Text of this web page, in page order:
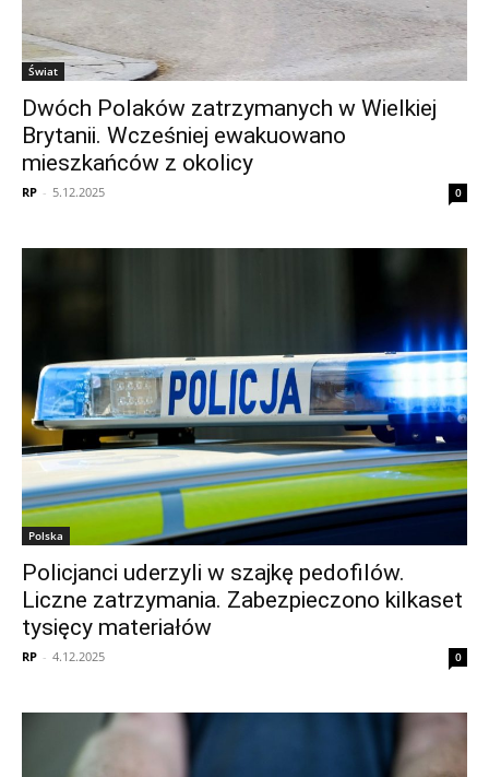
Świat
Dwóch Polaków zatrzymanych w Wielkiej
Brytanii. Wcześniej ewakuowano
mieszkańców z okolicy
RP - 5.12.2025 0
Polska
Policjanci uderzyli w szajkę pedofilów.
Liczne zatrzymania. Zabezpieczono kilkaset
tysięcy materiałów
RP - 4.12.2025 0